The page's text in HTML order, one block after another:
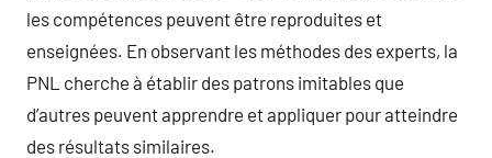
les compétences peuvent être reproduites et
enseignées. En observant les méthodes des experts, la
PNL cherche à établir des patrons imitables que
d’autres peuvent apprendre et appliquer pour atteindre
des résultats similaires.